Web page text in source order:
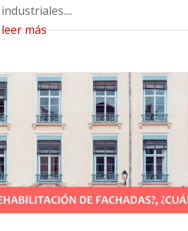
industriales....
leer más